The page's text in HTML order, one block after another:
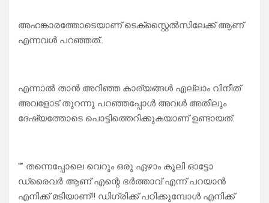
അഹങ്കാരത്തോടെയാണ് ടെക്സ്റ്റൈൽസിലേക്ക് ആണ്
എന്നവൾ പറഞ്ഞത്..
എന്നാൽ താൻ അറിഞ്ഞ കാര്യങ്ങൾ എല്ലാം വിനീത്
അവളോട് തുറന്നു പറഞ്ഞപ്പോൾ അവൾ അതിലും
ദേഷ്യത്തോടെ പൊട്ടിത്തെറിക്കുകയാണ് ഉണ്ടായത്.
“” തന്നെപ്പോലെ വെറും ഒരു ഏഴാം കൂലി ഓട്ടോ
ഡ്രൈവർ ആണ് എന്റെ ഭർത്താവ് എന്ന് പറയാൻ
എനിക്ക് മടിയാണ്!! ഡിഗ്രിക്ക് പഠിക്കുമ്പോൾ എനിക്ക്